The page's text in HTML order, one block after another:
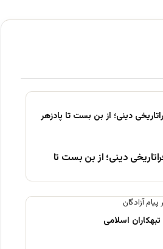
دینی؛ از بن بست تا